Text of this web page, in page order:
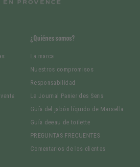
¿Quiénes somos?
La marca
Nuestros compromisos
Responsabilidad
Le Journal Panier des Sens
Guía del jabón líquido de Marsella
Guía deeau de toilette
PREGUNTAS FRECUENTES
Comentarios de los clientes